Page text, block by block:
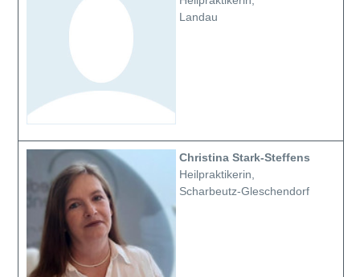
Landau
Christina Stark-Steffens
Heilpraktikerin,
Scharbeutz-Gleschendorf